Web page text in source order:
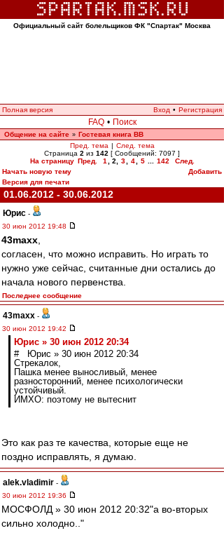
Официальный сайт болельщиков ФК "Спартак" Москва
Полная версия Вход • Регистрация
FAQ • Поиск
Общение на сайте » Гостевая книга ВВ
Пред. тема | След. тема
Страница 2 из 142 [ Сообщений: 7097 ]
На страницу Пред. 1 2 3 4 5 142
След.
Начать новую тему
Добавить
Версия для печати
01.06.2012 - 30.06.2012
Юрис -
30 июн 2012 19:48
43maxx
согласен, что можно исправить. Но играть то
нужно уже сейчас, считанные дни остались до
начала нового первенства.
Последнее сообщение
43maxx -
30 июн 2012 19:42
Юрис » 30 июн 2012 20:34
# Юрис » 30 июн 2012 20:34
Стрекалок,
Пашка менее выносливый, менее
разносторонний, менее психологически
устойчивый.
ИМХО: поэтому не вытеснит
Это как раз те качества, которые еще не
поздно исправлять, я думаю.
alek.vladimir -
30 июн 2012 19:36
МОСФОЛД » 30 июн 2012 20:32"а во-вторых
сильно холодно.."